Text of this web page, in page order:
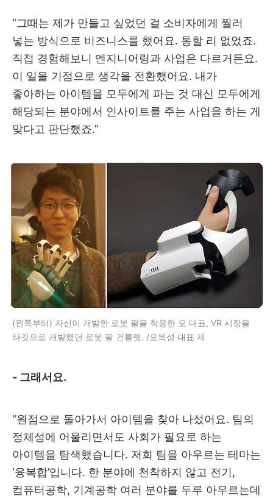
“그때는 제가 만들고 싶었던 걸 소비자에게 찔러
넣는 방식으로 비즈니스를 했어요. 통할 리 없었죠.
직접 경험해보니 엔지니어링과 사업은 다르거든요.
이 일을 기점으로 생각을 전환했어요. 내가
좋아하는 아이템을 모두에게 파는 것 대신 모두에게
해당되는 분야에서 인사이트를 주는 사업을 하는 게
맞다고 판단했죠.”
(왼쪽부터) 자신이 개발한 로봇 팔을 착용한 오 대표, VR 시장을
타깃으로 개발했던 로봇 팔 건틀렛. /오복성 대표 제
- 그래서요.
“원점으로 돌아가서 아이템을 찾아 나섰어요. 팀의
정체성에 어울리면서도 사회가 필요로 하는
아이템을 탐색했습니다. 저희 팀을 아우르는 테마는
‘융복합’입니다. 한 분야에 천착하지 않고 전기,
컴퓨터공학, 기계공학 여러 분야를 두루 아우르는데